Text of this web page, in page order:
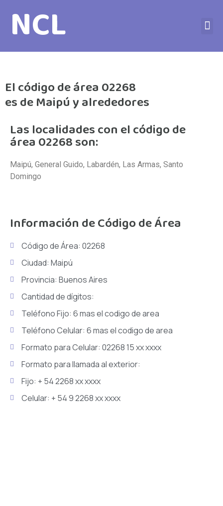
NCL
El código de área 02268
es de Maipú y alrededores
Las localidades con el código de
área 02268 son:
Maipú, General Guido, Labardén, Las Armas, Santo
Domingo
Información de Código de Área
Código de Área: 02268
Ciudad: Maipú
Provincia: Buenos Aires
Cantidad de dígitos:
Teléfono Fijo: 6 mas el codigo de area
Teléfono Celular: 6 mas el codigo de area
Formato para Celular: 02268 15 xx xxxx
Formato para llamada al exterior:
Fijo: + 54 2268 xx xxxx
Celular: + 54 9 2268 xx xxxx